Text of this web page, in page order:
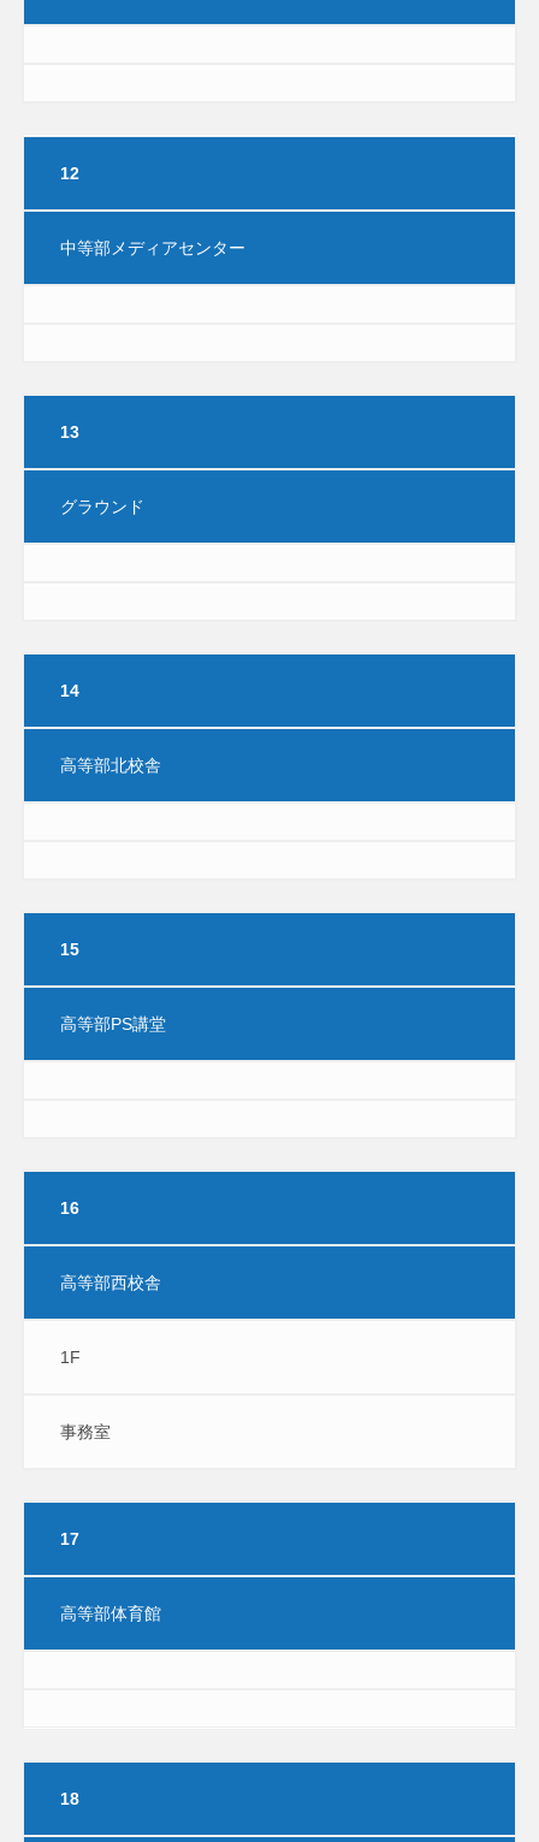
12
中等部メディアセンター
13
グラウンド
14
高等部北校舎
15
高等部PS講堂
16
高等部西校舎
1F
事務室
17
高等部体育館
18